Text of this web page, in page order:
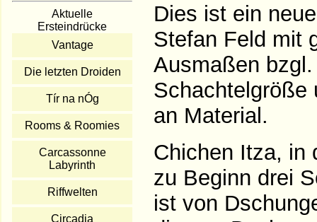
Aktuelle
Ersteindrücke
Vantage
Die letzten Droiden
Tír na nÓg
Rooms & Roomies
Carcassonne
Labyrinth
Riffwelten
Circadia
Dies ist ein
Stefan Feld mit
Ausmaßen
Schachtelgröße
an Material.
Chichen Itza, in
zu Beginn drei
ist von